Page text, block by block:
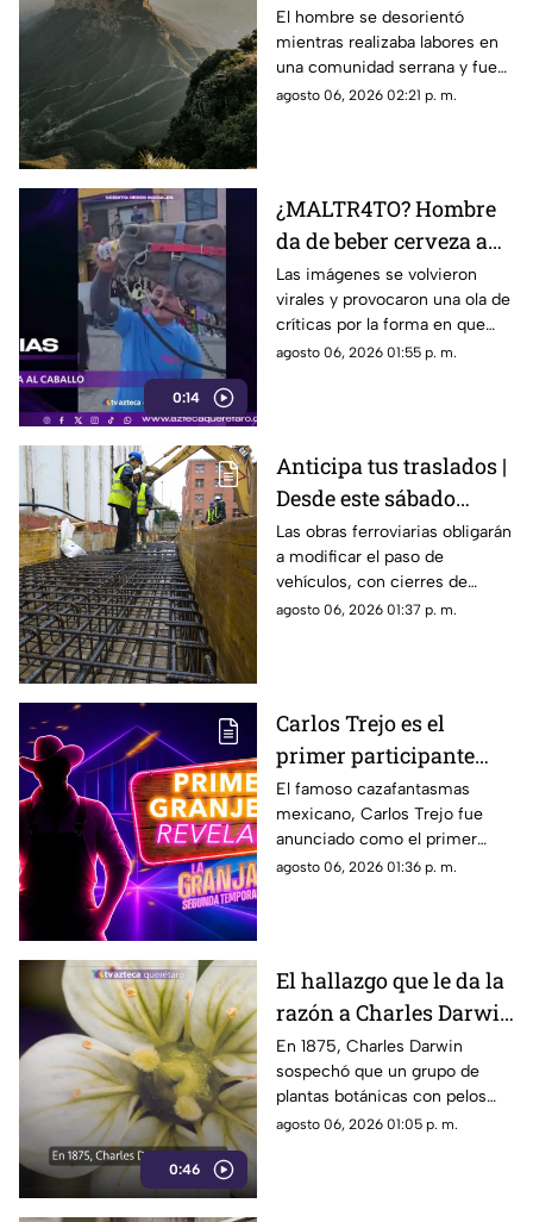
encontrado en la Sierra
Gorda de Querétaro
El hombre se desorientó
mientras realizaba labores en
una comunidad serrana y fue
encontrado durante la noche
agosto 06, 2026 02:21 p. m.
0:14
¿MALTR4TO? Hombre
da de beber cerveza a
caballo tras desfile; así
reaccionó el animal
Las imágenes se volvieron
virales y provocaron una ola de
críticas por la forma en que
fue tratado el animal al
agosto 06, 2026 01:55 p. m.
Anticipa tus traslados |
Desde este sábado
cambiará por completo
la circulación en
Bernardo Quintana
Las obras ferroviarias obligarán
a modificar el paso de
vehículos, con cierres de
carriles y circulación en
agosto 06, 2026 01:37 p. m.
Carlos Trejo es el
primer participante
confirmado para la
segunda temporada de
'La Granja VIP’
El famoso cazafantasmas
mexicano, Carlos Trejo fue
anunciado como el primer
granjero oficial del reality show
agosto 06, 2026 01:36 p. m.
0:46
El hallazgo que le da la
razón a Charles Darwin
siglo y medio más
tarde: hallan rara
planta carnívora
En 1875, Charles Darwin
sospechó que un grupo de
plantas botánicas con pelos
pegajosos alimentaba su
agosto 06, 2026 01:05 p. m.